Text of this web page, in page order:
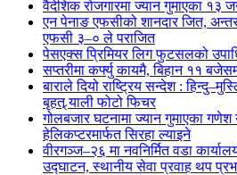
वैदेशिक रोजगारमा ज्यान गुमाएका १३
एन पेनाङ एफसीको शानदार जित,
एफसी ३–० ले पराजित
पेसएक्स प्रिमियर लिग फुटसलको
सप्तरीमा कर्फ्यु कायमै, बिहान ११
बाराले दियो राष्ट्रिय सन्देश :
बृहत् र्‍याली फोटो फिचर
गोलबजार घटनामा ज्यान गुमाएका गणेश
हेलिकप्टरमार्फत सिरहा ल्याइने
वीरगञ्ज–२६ मा नवनिर्मित वडा
उद्घाटन, स्थानीय सेवा प्रवाह थप